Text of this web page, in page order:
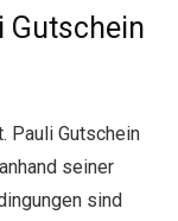
Gutschein
Pauli Gutschein
seiner
sind